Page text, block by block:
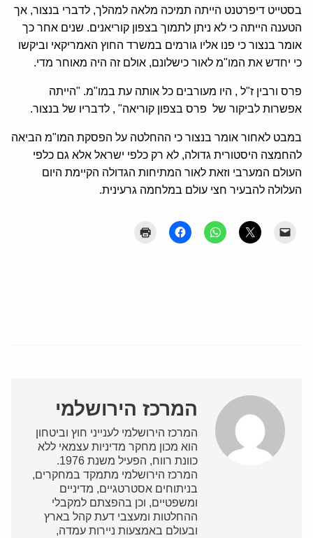
בסטייט דיפרטנט הייתה תמיכה מלאה למהלך, לדברי בנצור, אך
הטענה הייתה כי לא ניתן לתמוך בצפון קוריאנים. שנים אחר כך
אומר בנצור כי פנו אליו גורמים במשרד החוץ האמריקאי וביקשו
כי יחדש את המו"מ לאור כישלונם, אולם זה היה מאוחר מדי.
פרס ורבין ז"ל , היו מעורבים כל אותה עת במו"מ. "הייתה
אפשרות לביקור של פרס בצפון קוריאה" , לדבריו של בנצור.
במבט לאחור אומר בנצור כי ההחלטה על הפסקת המו"מ הביאה
להחמצה היסטורית גדולה, לא רק כלפי ישראל אלא גם כלפי
העולם המערבי וזאת לאור המתיחות הגדולה הקיימת היום
העלולה להבעיר חצי עולם במלחמה גרעינית.
המרכז הירושלמי
המרכז הירושלמי לענייני חוץ וביטחון
הוא מכון מחקר מדיניות עצמאי ללא
כוונת רווח, הפעיל משנת 1976.
המרכז הירושלמי מתמקד במחקרים,
בניתוחים אסטרטגיים, מדיניים
ומשפטיים, וכן בהפצתם למקבלי
ההחלטות ומעצבי דעת קהל בארץ
ובעולם באמצעות ניירות עמדה,